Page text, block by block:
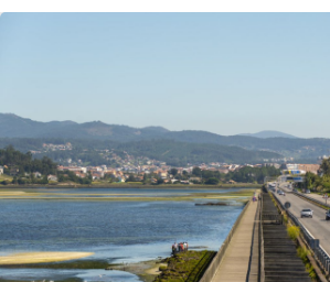
Gastronomía
Escenarios
Sostenibilidad